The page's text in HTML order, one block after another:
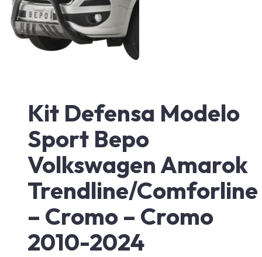
Kit Defensa Modelo
Sport Bepo
Volkswagen Amarok
Trendline/Comforline
– Cromo – Cromo
2010-2024